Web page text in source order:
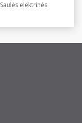
Saulės elektrinės